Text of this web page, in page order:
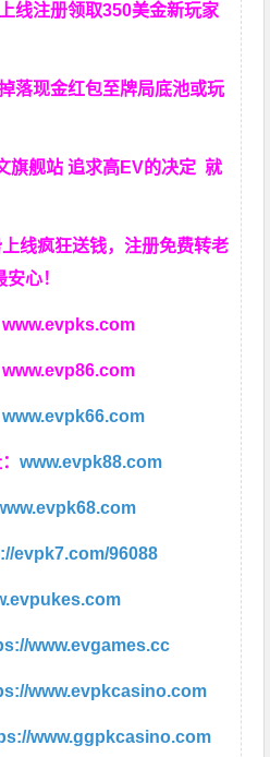
线注册领取350美金新玩家
落现金红包至牌局底池或玩
旗舰站 追求高EV的决定就
线疯狂送钱，注册免费转老
心！
www.evpks.com
www.evp86.com
www.evpk66.com
www.evpk88.com
evpk7.com/96088
www.evgames.cc
www.evpkcasino.com
www.ggpkcasino.com